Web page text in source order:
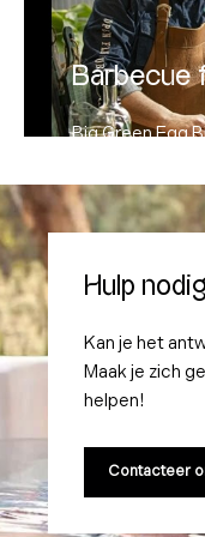
Barbecue
Big Green Egg
Lees meer
Hulp
Kan je het
Maak je zich
helpen!
Contacteer